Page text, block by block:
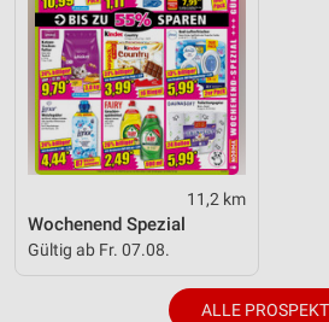
11,2 km
Wochenend Spezial
Gültig ab Fr. 07.08.
ALLE